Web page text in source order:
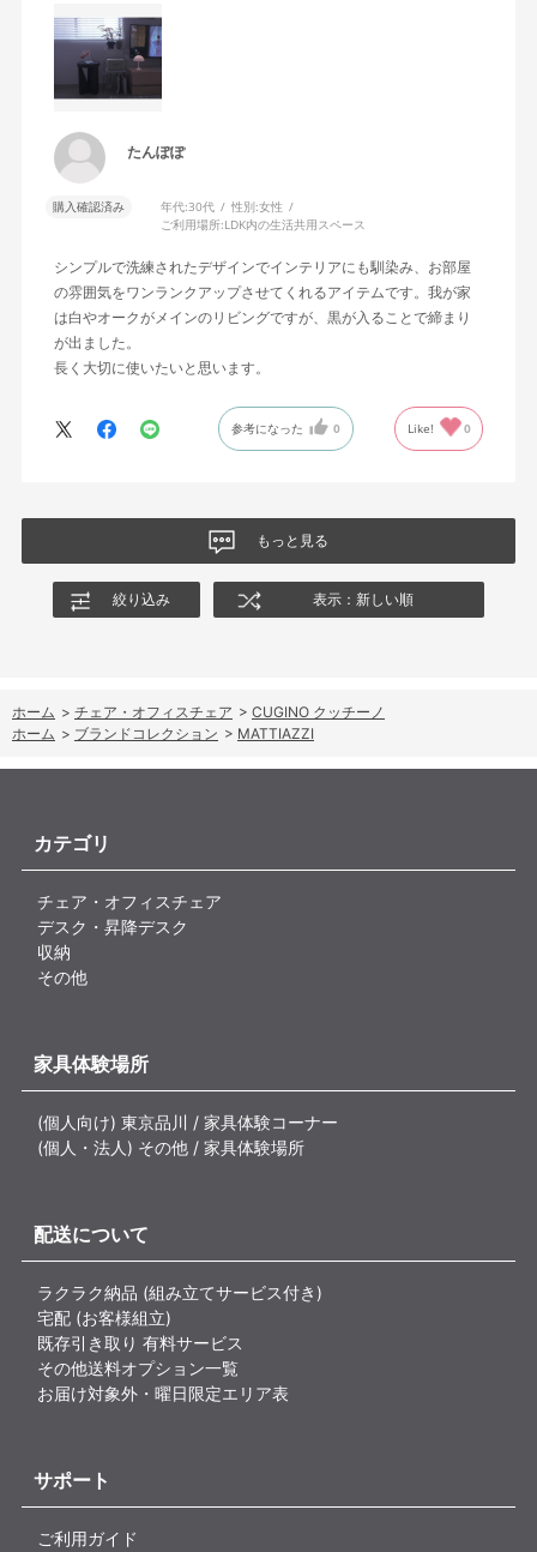
たんぽぽ
購入確認済み 年代:30代 性別:女性
ご利用場所:LDK内の生活共用スペース
シンプルで洗練されたデザインでインテリアにも馴染み、お部屋
の雰囲気をワンランクアップさせてくれるアイテムです。我が家
は白やオークがメインのリビングですが、黒が入ることで締まり
が出ました。
長く大切に使いたいと思います。
参考になった 0 Like! 0
もっと見る
絞り込み 表示：新しい順
ホーム > チェア・オフィスチェア > CUGINO クッチーノ
ホーム > ブランドコレクション > MATTIAZZI
カテゴリ
チェア・オフィスチェア
デスク・昇降デスク
収納
その他
家具体験場所
(個人向け) 東京品川 / 家具体験コーナー
(個人・法人) その他 / 家具体験場所
配送について
ラクラク納品 (組み立てサービス付き)
宅配 (お客様組立)
既存引き取り 有料サービス
その他送料オプション一覧
お届け対象外・曜日限定エリア表
サポート
ご利用ガイド